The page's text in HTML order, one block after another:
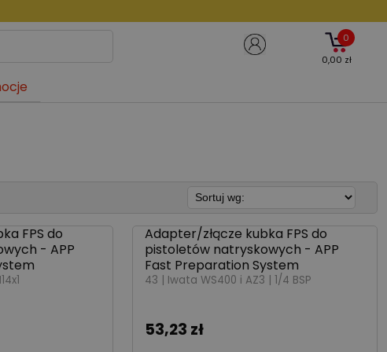
0
0,00 zł
FPS do
- APP
250771
Adapter/złącze kubka FPS do
pistoletów natryskowych - APP
Fast Preparation System
43 | Iwata WS400 i AZ3 | 1/4 BSP
53,23 zł